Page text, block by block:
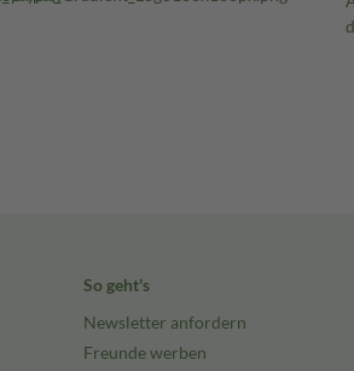
So geht's
Newsletter anfordern
Freunde werben